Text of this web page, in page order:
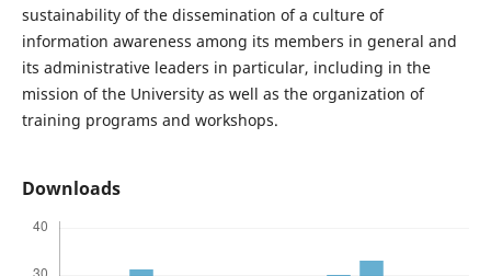
sustainability of the dissemination of a culture of
information awareness among its members in general and
its administrative leaders in particular, including in the
mission of the University as well as the organization of
training programs and workshops.
Downloads